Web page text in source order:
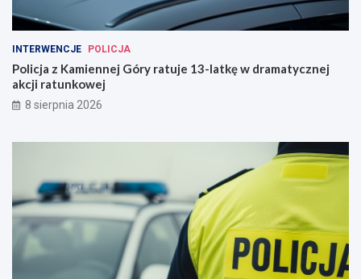
INTERWENCJE POLICJA
Policja z Kamiennej Góry ratuje 13-latkę w dramatycznej
akcji ratunkowej
8 sierpnia 2026